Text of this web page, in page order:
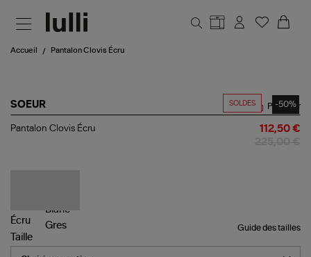
Accueil Pantalon Clovis Écru
SOLDES -50%
SOEUR
Pantalon
Partager
Pantalon Clovis Écru 112,50 €
Guide des tailles
Taille